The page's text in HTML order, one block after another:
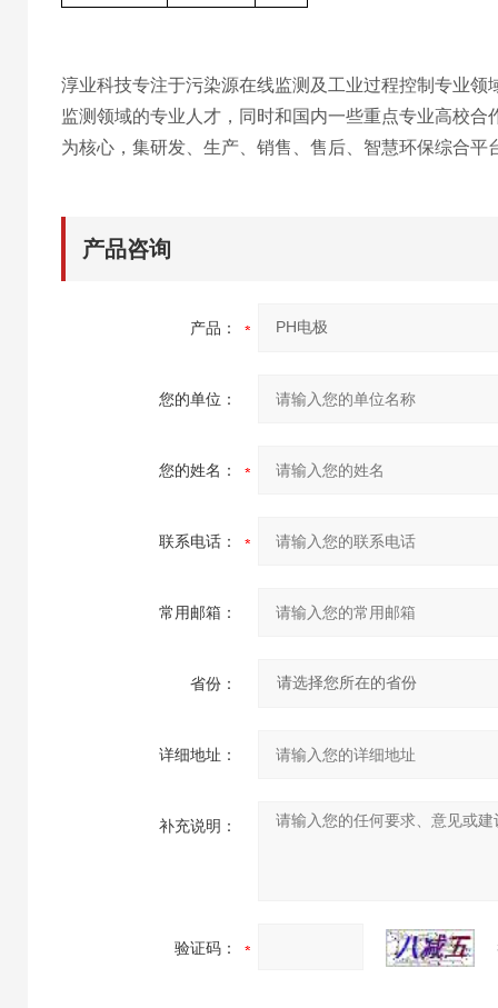
淳业科技专注于污染源在线监测及工业过程控制专业
监测领域的专业人才，同时和国内一些重点专业高校合
为核心，集研发、生产、销售、售后、智慧环保综合平
产品咨询
产品：
您的单位：
您的姓名：
联系电话：
常用邮箱：
省份：
详细地址：
补充说明：
验证码：